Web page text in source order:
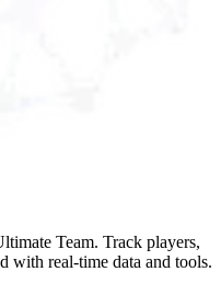
Team. Track players,
with real-time data and tools.